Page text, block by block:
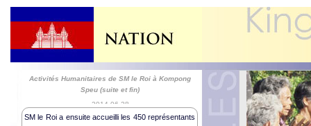
Activités Humanitaires de SM le Roi à Kompong
Speu (suite et fin)
2014-06-28
SM le Roi a ensuite accueilli les 450 représentants